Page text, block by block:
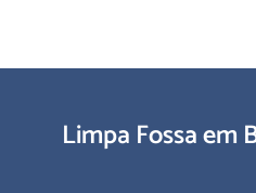
Limpa Fossa em